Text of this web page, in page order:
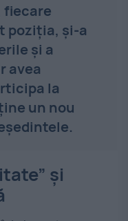
fiecare
poziţia, şi-a
şi a
avea
la
un nou
și